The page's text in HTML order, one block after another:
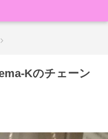
Kのチェーン